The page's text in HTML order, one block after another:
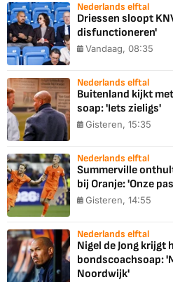
Nederlands elftal
Driessen sloopt
disfunctioneren'
Vandaag, 08:35
Nederlands elftal
Buitenland kijkt
soap: 'Iets zieligs'
Gisteren, 15:35
Nederlands elftal
Summerville
bij Oranje: 'Onze
Gisteren, 14:55
Nederlands elftal
Nigel de Jong krijgt
bondscoachsoap:
Noordwijk'